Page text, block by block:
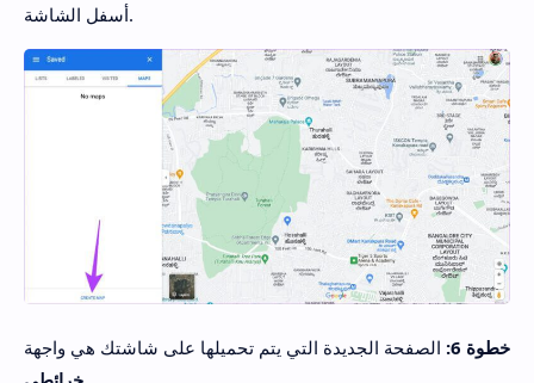
أسفل الشاشة.
خطوة 6:
الصفحة الجديدة التي يتم تحميلها على شاشتك هي واجهة